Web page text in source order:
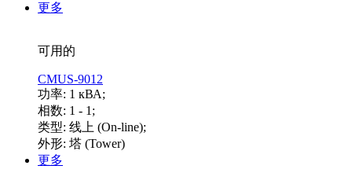
更多
可用的
CMUS-9012
功率: 1 кВА;
相数: 1 - 1;
类型: 线上 (On-line);
外形: 塔 (Tower)
更多